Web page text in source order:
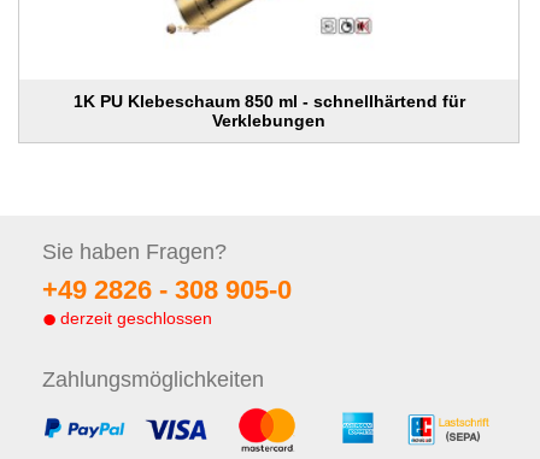
1K PU Klebeschaum 850 ml - schnellhärtend für
Verklebungen
Sie haben Fragen?
+49 2826 - 308 905-0
derzeit geschlossen
Zahlungsmöglichkeiten